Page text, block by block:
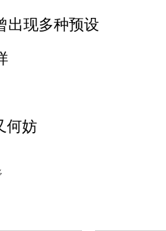
出现多种预设
何妨